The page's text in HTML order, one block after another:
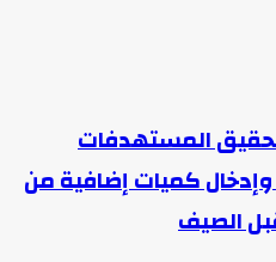
المستهدفات
وإدخال كميات إضافية من
الصيف